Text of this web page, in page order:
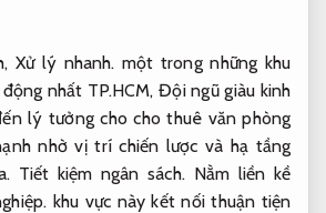
Xử lý nhanh. một trong những khu
nhất TP.HCM,Đội ngũ giàu kinh
lý tưởng cho cho thuê văn phòng
nhờ vị trí chiến lược và hạ tầng
Tiết kiệm ngân sách.Nằm liền kề
khu vực này kết nối thuận tiện